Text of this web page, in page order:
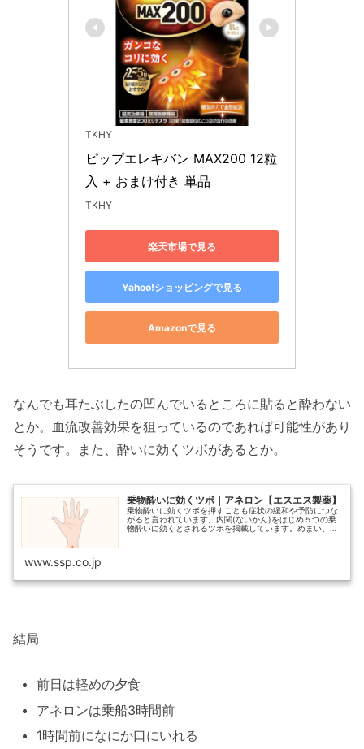
TKHY
ピップエレキバン MAX200 12粒
入 + おまけ付き 単品
TKHY
楽天市場で見る
Yahoo!ショッピングで見る
Amazonで見る
なんでも耳たぶしたの凹んでいるところに貼ると酔わない
とか。血流改善効果を狙っているのであれば可能性があり
そうです。また、酔いに効くツボがあるとか。
乗物酔いに効くツボ｜アネロン【エスエス製薬】
乗物酔いに効くツボを押すことも症状の緩和や予防につな
がると言われています。内関(ないかん)をはじめ５つの乗
物酔いに効くとされるツボを掲載しています。めまい、吐
www.ssp.co.jp
結局
前日は軽めの夕食
アネロンは乗船3時間前
1時間前になにか口にいれる